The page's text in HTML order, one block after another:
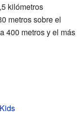
kilómetros
metros sobre el
400 metros y el más